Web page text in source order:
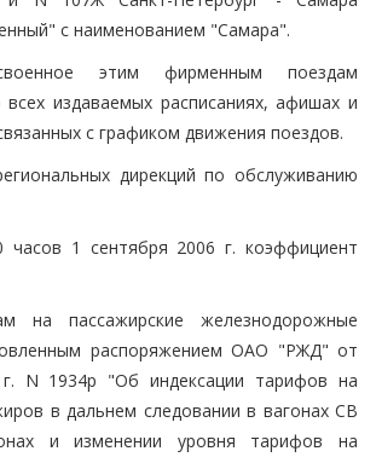
с наименованием "Самара".
этим фирменным поездам
издаваемых расписаниях, афишах и
с графиком движения поездов.
дирекций по обслуживанию
1 сентября 2006 г. коэффициент
пассажирские железнодорожные
распоряжением ОАО "РЖД" от
N 1934р "Об индексации тарифов на
в дальнем следовании в вагонах СВ
и изменении уровня тарифов на